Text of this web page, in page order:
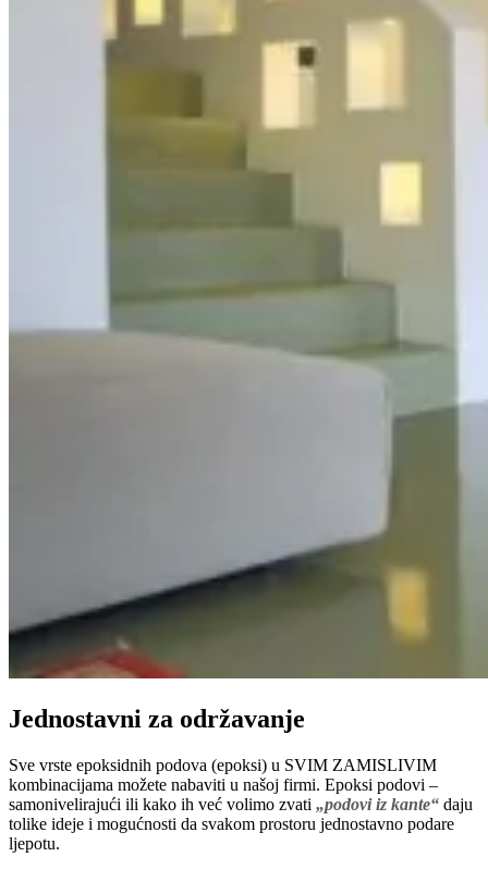
Jednostavni za održavanje
Sve vrste epoksidnih podova (epoksi) u SVIM ZAMISLIVIM
kombinacijama možete nabaviti u našoj firmi. Epoksi podovi –
samonivelirajući ili kako ih već volimo zvati „podovi iz kante“ daju
tolike ideje i mogućnosti da svakom prostoru jednostavno podare
ljepotu.